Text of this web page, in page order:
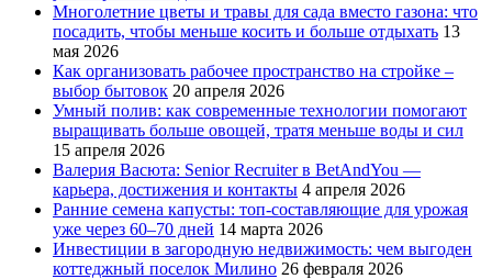
Многолетние цветы и травы для сада вместо газона: что
посадить, чтобы меньше косить и больше отдыхать 13
мая 2026
Как организовать рабочее пространство на стройке –
выбор бытовок 20 апреля 2026
Умный полив: как современные технологии помогают
выращивать больше овощей, тратя меньше воды и сил
15 апреля 2026
Валерия Васюта: Senior Recruiter в BetAndYou —
карьера, достижения и контакты 4 апреля 2026
Ранние семена капусты: топ‑составляющие для урожая
уже через 60–70 дней 14 марта 2026
Инвестиции в загородную недвижимость: чем выгоден
коттеджный поселок Милино 26 февраля 2026